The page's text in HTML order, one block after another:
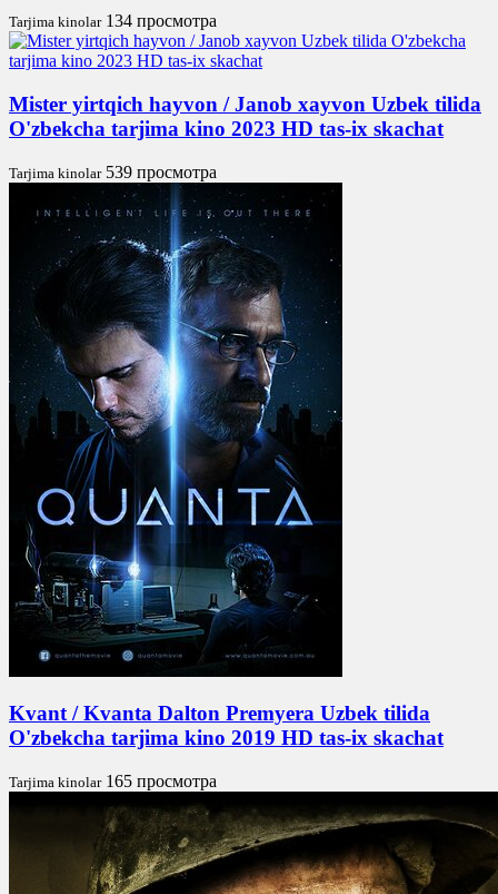
Tarjima kinolar 134 просмотра
Mister yirtqich hayvon / Janob xayvon Uzbek tilida
O'zbekcha tarjima kino 2023 HD tas-ix skachat
Tarjima kinolar 539 просмотра
Kvant / Kvanta Dalton Premyera Uzbek tilida
O'zbekcha tarjima kino 2019 HD tas-ix skachat
Tarjima kinolar 165 просмотра